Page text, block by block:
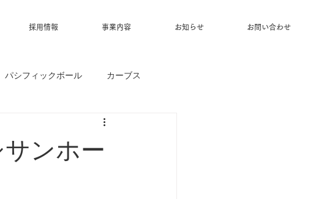
採用情報 事業内容 お知らせ お問い合わせ
パシフィックボール カーブス
サンホー